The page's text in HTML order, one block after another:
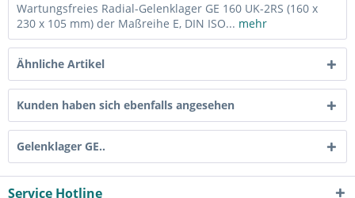
Wartungsfreies Radial-Gelenklager GE 160 UK-2RS (160 x
230 x 105 mm) der Maßreihe E, DIN ISO... mehr
Ähnliche Artikel
Kunden haben sich ebenfalls angesehen
Gelenklager GE..
Service Hotline